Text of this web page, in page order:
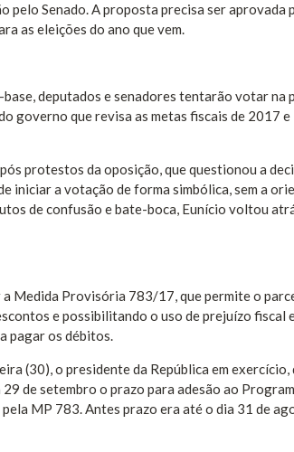
Senado. A proposta precisa ser aprovada
as eleições do ano que vem.
deputados e senadores tentarão votar na
governo que revisa as metas fiscais de 2017 e
protestos da oposição, que questionou a
iniciar a votação de forma simbólica, sem a
de confusão e bate-boca, Eunício voltou
Medida Provisória 783/17, que permite o
e possibilitando o uso de prejuízo fiscal
pagar os débitos.
(30), o presidente da República em exercício,
de setembro o prazo para adesão ao
MP 783. Antes prazo era até o dia 31 de